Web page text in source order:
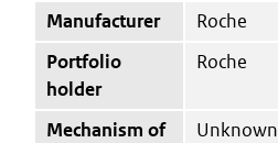
Manufacturer
Roche
Portfolio
holder
Roche
Mechanism of
Unknown